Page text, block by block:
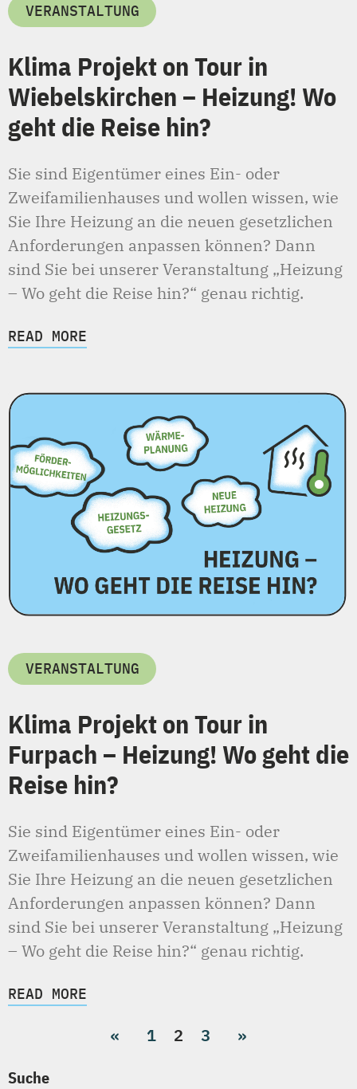
VERANSTALTUNG
Klima Projekt on Tour in
Wiebelskirchen – Heizung! Wo
geht die Reise hin?
Sie sind Eigentümer eines Ein- oder
Zweifamilienhauses und wollen wissen, wie
Sie Ihre Heizung an die neuen gesetzlichen
Anforderungen anpassen können? Dann
sind Sie bei unserer Veranstaltung „Heizung
– Wo geht die Reise hin?“ genau richtig.
READ MORE
VERANSTALTUNG
Klima Projekt on Tour in
Furpach – Heizung! Wo geht die
Reise hin?
Sie sind Eigentümer eines Ein- oder
Zweifamilienhauses und wollen wissen, wie
Sie Ihre Heizung an die neuen gesetzlichen
Anforderungen anpassen können? Dann
sind Sie bei unserer Veranstaltung „Heizung
– Wo geht die Reise hin?“ genau richtig.
READ MORE
« 1 2 3 »
Suche